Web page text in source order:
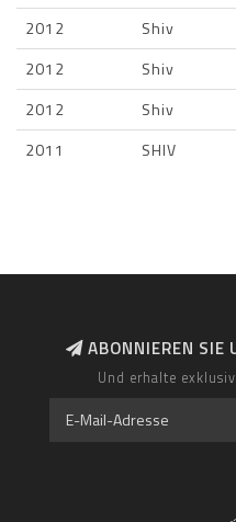
2012
Shiv
2012
Shiv
2012
Shiv
2011
SHIV
ABONNIEREN SIE
Und erhalte